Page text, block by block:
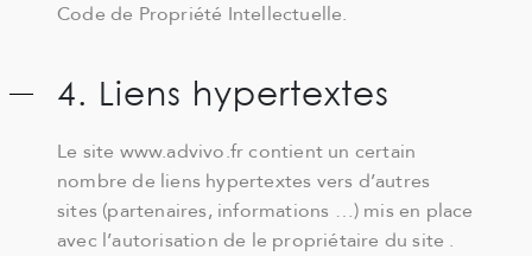
Code de Propriété Intellectuelle.
4. Liens hypertextes
Le site www.advivo.fr contient un certain
nombre de liens hypertextes vers d’autres
sites (partenaires, informations …) mis en place
avec l’autorisation de le propriétaire du site .